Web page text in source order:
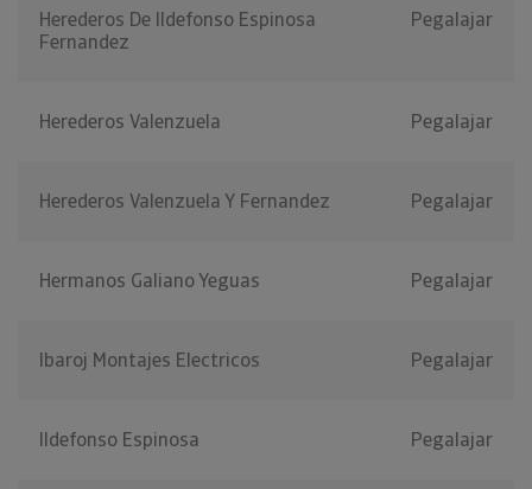
Herederos De Ildefonso Espinosa
Fernandez
Pegalajar
Herederos Valenzuela Pegalajar
Herederos Valenzuela Y Fernandez Pegalajar
Hermanos Galiano Yeguas Pegalajar
Ibaroj Montajes Electricos Pegalajar
Ildefonso Espinosa Pegalajar